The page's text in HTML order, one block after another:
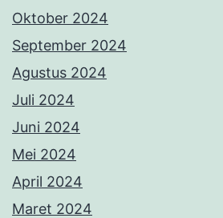
Oktober 2024
September 2024
Agustus 2024
Juli 2024
Juni 2024
Mei 2024
April 2024
Maret 2024